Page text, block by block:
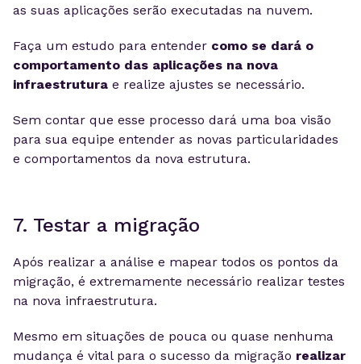
as suas aplicações serão executadas na nuvem.
Faça um estudo para entender como se dará o
comportamento das aplicações na nova
infraestrutura e realize ajustes se necessário.
Sem contar que esse processo dará uma boa visão
para sua equipe entender as novas particularidades
e comportamentos da nova estrutura.
7. Testar a migração
Após realizar a análise e mapear todos os pontos da
migração, é extremamente necessário realizar testes
na nova infraestrutura.
Mesmo em situações de pouca ou quase nenhuma
mudança é vital para o sucesso da migração realizar